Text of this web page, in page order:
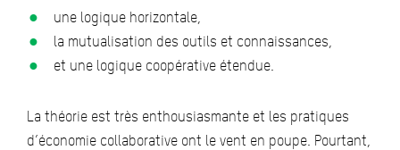
une logique horizontale,
la mutualisation des outils et connaissances,
et une logique coopérative étendue.
La théorie est très enthousiasmante et les pratiques
d’économie collaborative ont le vent en poupe. Pourtant,